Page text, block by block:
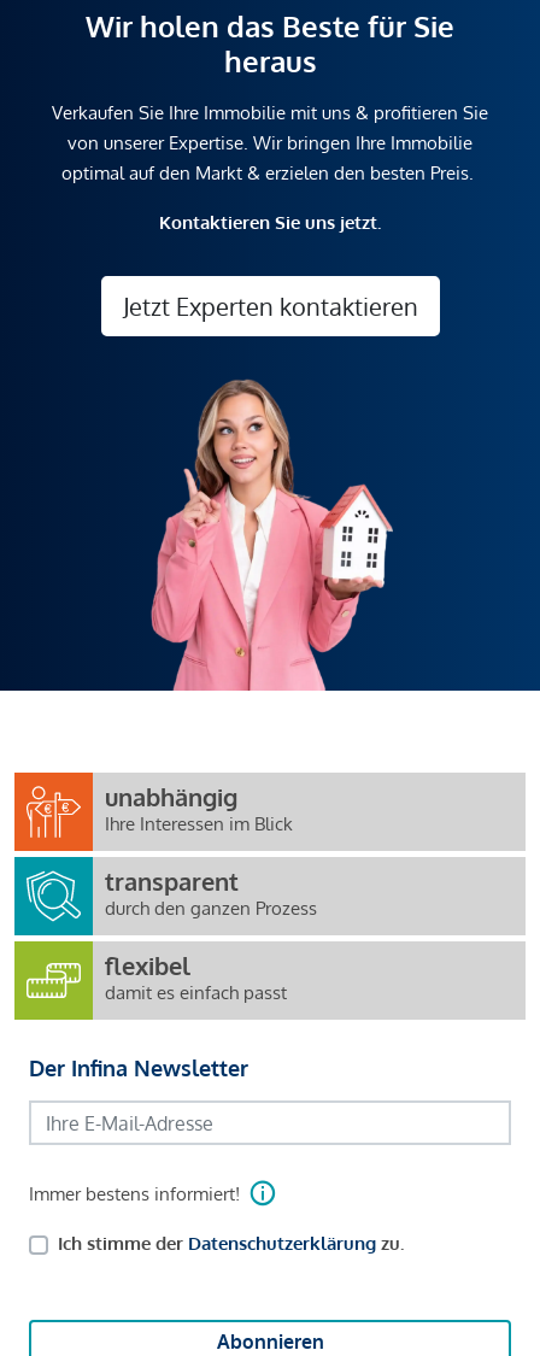
Wir holen das Beste für Sie
heraus
Verkaufen Sie Ihre Immobilie mit uns & profitieren Sie
von unserer Expertise. Wir bringen Ihre Immobilie
optimal auf den Markt & erzielen den besten Preis.
Kontaktieren Sie uns jetzt.
Jetzt Experten kontaktieren
unabhängig
Ihre Interessen im Blick
transparent
durch den ganzen Prozess
flexibel
damit es einfach passt
Der Infina Newsletter
Immer bestens informiert!
Ich stimme der Datenschutzerklärung zu.
Abonnieren